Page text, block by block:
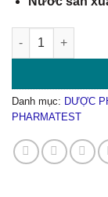
Máy Thử Tính
Danh mục: DƯỢC
PHARMATEST